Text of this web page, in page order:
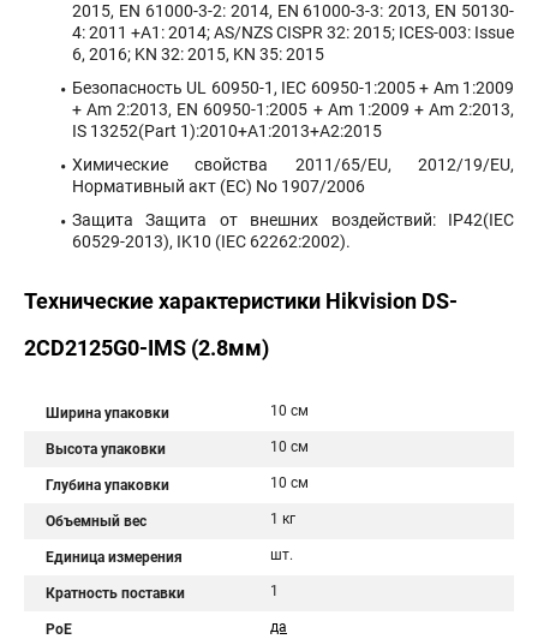
2015, EN 61000-3-2: 2014, EN 61000-3-3: 2013, EN 50130-
4: 2011 +A1: 2014; AS/NZS CISPR 32: 2015; ICES-003: Issue
6, 2016; KN 32: 2015, KN 35: 2015
Безопасность UL 60950-1, IEC 60950-1:2005 + Am 1:2009
+ Am 2:2013, EN 60950-1:2005 + Am 1:2009 + Am 2:2013,
IS 13252(Part 1):2010+A1:2013+A2:2015
Химические свойства 2011/65/EU, 2012/19/EU,
Нормативный акт (EC) No 1907/2006
Защита Защита от внешних воздействий: IP42(IEC
60529-2013), IK10 (IEC 62262:2002).
Технические характеристики Hikvision DS-
2CD2125G0-IMS (2.8мм)
Ширина упаковки 10 см
Высота упаковки 10 см
Глубина упаковки 10 см
Объемный вес 1 кг
Единица измерения шт.
Кратность поставки 1
PoE да